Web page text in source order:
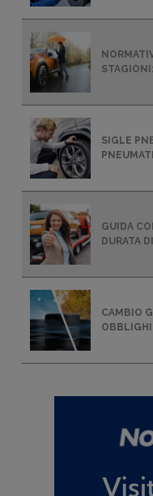
SIGLE
GUIDA
DURATA
CAMBIO
OBBLIGHI